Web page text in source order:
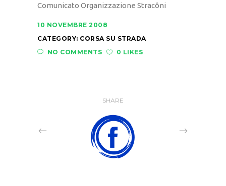
Comunicato Organizzazione Stracôni
10 NOVEMBRE 2008
CATEGORY: CORSA SU STRADA
NO COMMENTS
0 LIKES
SHARE